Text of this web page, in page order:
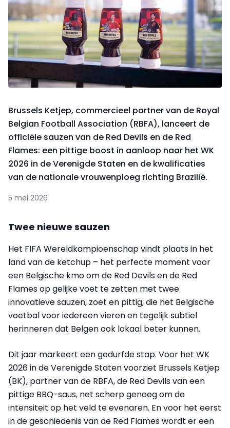
Brussels Ketjep, commercieel partner van de Royal
Belgian Football Association (RBFA), lanceert de
officiële sauzen van de Red Devils en de Red
Flames: een pittige boost in aanloop naar het WK
2026 in de Verenigde Staten en de kwalificaties
van de nationale vrouwenploeg richting Brazilië.
5 mei 2026
Twee nieuwe sauzen
Het FIFA Wereldkampioenschap vindt plaats in het
land van de ketchup – het perfecte moment voor
een Belgische kmo om de Red Devils en de Red
Flames op gelijke voet te zetten met twee
innovatieve sauzen, zoet en pittig, die het Belgische
voetbal voor iedereen vieren en tegelijk subtiel
herinneren dat Belgen ook lokaal beter kunnen.
Dit jaar markeert een gedurfde stap. Voor het WK
2026 in de Verenigde Staten voorziet Brussels Ketjep
(BK), partner van de RBFA, de Red Devils van een
pittige BBQ-saus, net scherp genoeg om de
intensiteit op het veld te evenaren. En voor het eerst
in de geschiedenis van de Red Flames wordt er een